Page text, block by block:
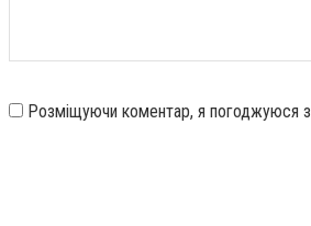
Розміщуючи коментар, я погоджуюся з